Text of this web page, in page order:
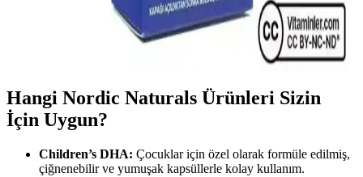
ZincoOmega balık yağı, yüksek omega-3 içeriğiyle kalp, beyin
sağlığı ve inflamasyonu destekleyen güvenilir bir takviye ürünüdür.
Düzenli kullanımda genel sağlık avantajları sağlar.
Hangi Nordic Naturals Ürünleri Sizin
İçin Uygun?
Children’s DHA: Çocuklar için özel olarak formüle edilmiş,
çiğnenebilir ve yumuşak kapsüllerle kolay kullanım.